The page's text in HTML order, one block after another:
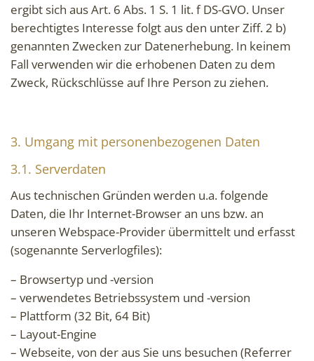
ergibt sich aus Art. 6 Abs. 1 S. 1 lit. f DS-GVO. Unser
berechtigtes Interesse folgt aus den unter Ziff. 2 b)
genannten Zwecken zur Datenerhebung. In keinem
Fall verwenden wir die erhobenen Daten zu dem
Zweck, Rückschlüsse auf Ihre Person zu ziehen.
3. Umgang mit personenbezogenen Daten
3.1. Serverdaten
Aus technischen Gründen werden u.a. folgende
Daten, die Ihr Internet-Browser an uns bzw. an
unseren Webspace-Provider übermittelt und erfasst
(sogenannte Serverlogfiles):
– Browsertyp und -version
– verwendetes Betriebssystem und -version
– Plattform (32 Bit, 64 Bit)
– Layout-Engine
– Webseite, von der aus Sie uns besuchen (Referrer